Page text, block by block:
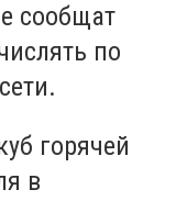
сообщат
по
горячей
в